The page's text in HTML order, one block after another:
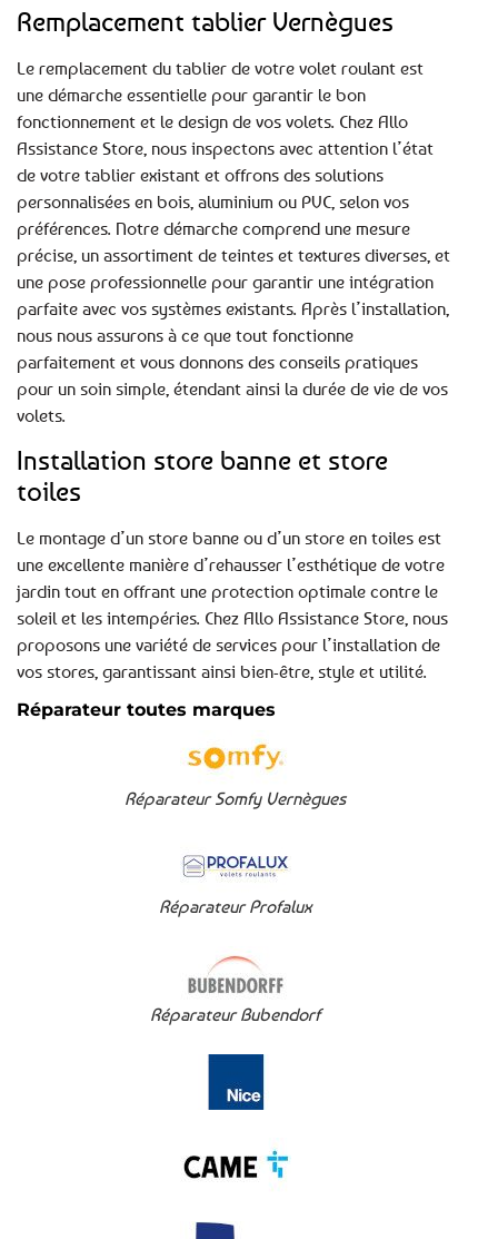
Remplacement tablier Vernègues
Le remplacement du tablier de votre volet roulant est
une démarche essentielle pour garantir le bon
fonctionnement et le design de vos volets. Chez Allo
Assistance Store, nous inspectons avec attention l’état
de votre tablier existant et offrons des solutions
personnalisées en bois, aluminium ou PVC, selon vos
préférences. Notre démarche comprend une mesure
précise, un assortiment de teintes et textures diverses, et
une pose professionnelle pour garantir une intégration
parfaite avec vos systèmes existants. Après l’installation,
nous nous assurons à ce que tout fonctionne
parfaitement et vous donnons des conseils pratiques
pour un soin simple, étendant ainsi la durée de vie de vos
volets.
Installation store banne et store
toiles
Le montage d’un store banne ou d’un store en toiles est
une excellente manière d’rehausser l’esthétique de votre
jardin tout en offrant une protection optimale contre le
soleil et les intempéries. Chez Allo Assistance Store, nous
proposons une variété de services pour l’installation de
vos stores, garantissant ainsi bien-être, style et utilité.
Réparateur toutes marques
Réparateur Somfy Vernègues
Réparateur Profalux
Réparateur Bubendorf